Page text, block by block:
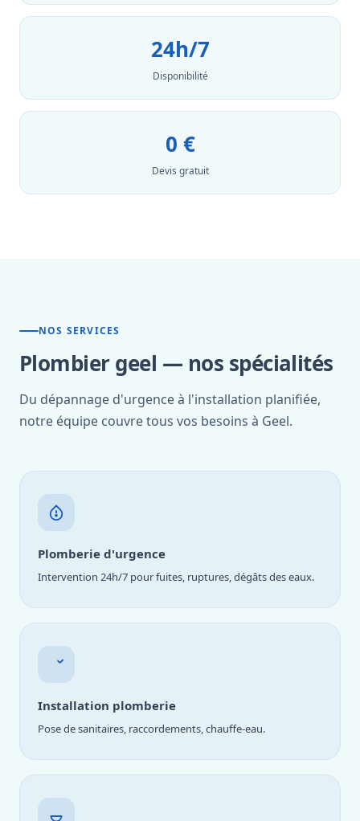
24h/7
Disponibilité
0 €
Devis gratuit
NOS SERVICES
Plombier geel — nos spécialités
Du dépannage d'urgence à l'installation planifiée,
notre équipe couvre tous vos besoins à Geel.
Plomberie d'urgence
Intervention 24h/7 pour fuites, ruptures, dégâts des eaux.
Installation plomberie
Pose de sanitaires, raccordements, chauffe-eau.